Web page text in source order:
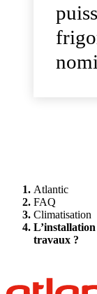
Atlantic
FAQ
Climatisation
travaux ?